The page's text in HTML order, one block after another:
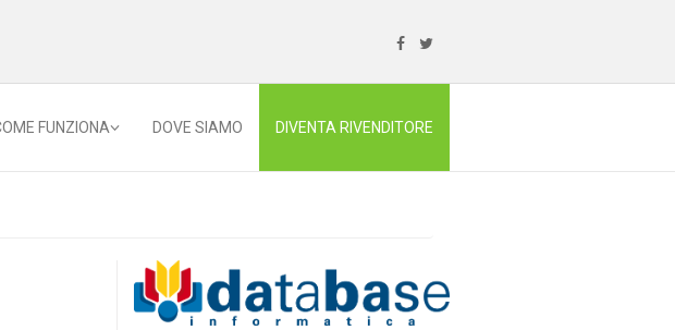
FUNZIONA DOVE SIAMO DIVENTA RIVENDITORE